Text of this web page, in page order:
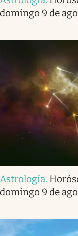
domingo 9 de
Astrología.
domingo 9 de